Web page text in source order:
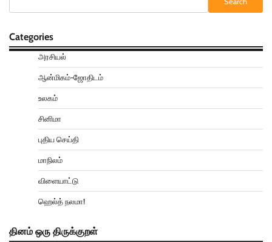
Categories
அரசியல்
ஆன்மிகம்-ஜோதிடம்
உலகம்
சினிமா
புதிய செய்தி
மாநிலம்
விளையாட்டு
ஹெல்த் நலமா!
தினம் ஒரு திருக்குறள்